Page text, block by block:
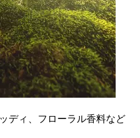
ディ、フローラル香料など